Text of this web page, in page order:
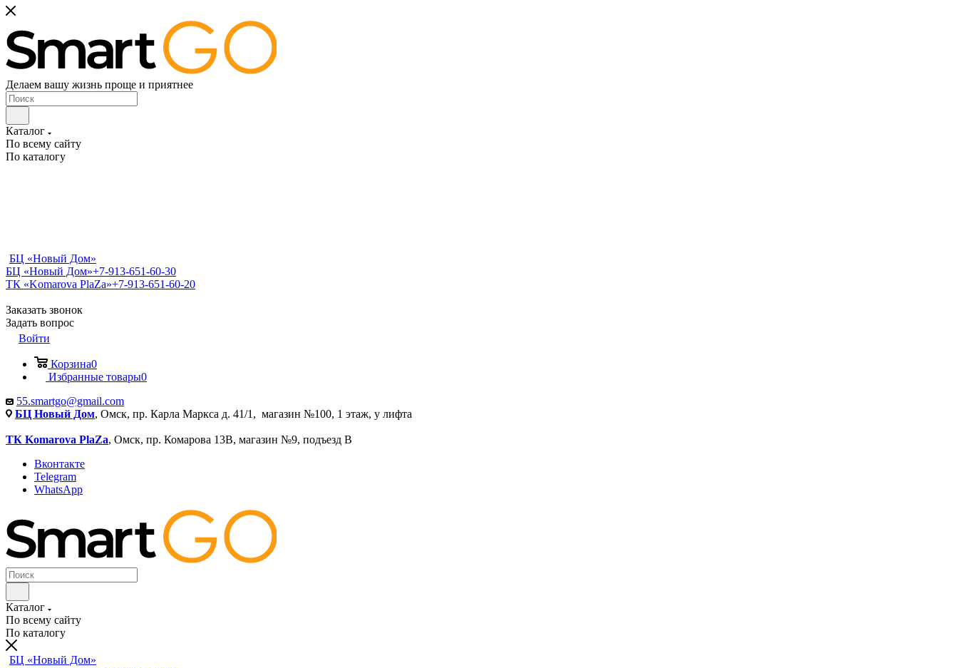
Делаем вашу жизнь проще и приятнее
Каталог
По всему сайту
По каталогу
БЦ «Новый Дом»
БЦ «Новый Дом»+7-913-651-60-30
ТК «Komarova PlaZa»+7-913-651-60-20
Заказать звонок
Задать вопрос
Войти
Корзина0
Избранные товары0
55.smartgo@gmail.com
БЦ Новый Дом, Омск, пр. Карла Маркса д. 41/1, магазин №100, 1 этаж, у лифта
ТК Komarova PlaZa, Омск, пр. Комарова 13В, магазин №9, подъезд В
Вконтакте
Telegram
WhatsApp
Каталог
По всему сайту
По каталогу
БЦ «Новый Дом»